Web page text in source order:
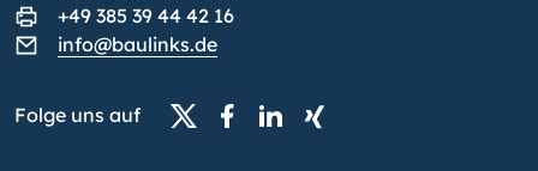
+49 385 39 44 42 16
info@baulinks.de
Folge uns auf